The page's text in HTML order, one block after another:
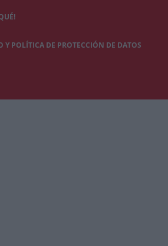
Y POLÍTICA DE PROTECCIÓN DE DATOS